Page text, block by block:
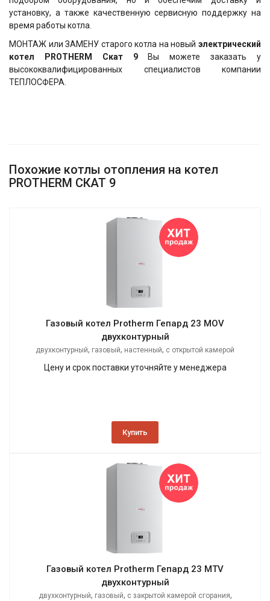
установку, а также качественную сервисную поддержку на
время работы котла.
​МОНТАЖ или ЗАМЕНУ старого котла на новый электрический
котел PROTHERM Скат 9 Вы можете заказать у
высококвалифицированных специалистов компании
ТЕПЛОСФЕРА.
Похожие котлы отопления на котел
PROTHERM СКАТ 9
Газовый котел Protherm Гепард 23 MOV
двухконтурный
двухконтурный, газовый, настенный, с открытой камерой
Цену и срок поставки уточняйте у менеджера
Купить
Газовый котел Protherm Гепард 23 MTV
двухконтурный
двухконтурный, газовый, с закрытой камерой сгорания,